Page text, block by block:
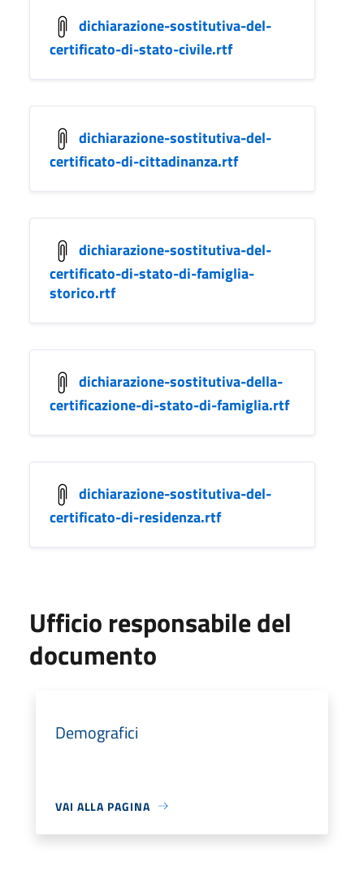
dichiarazione-sostitutiva-del-
certificato-di-stato-civile.rtf
dichiarazione-sostitutiva-del-
certificato-di-cittadinanza.rtf
dichiarazione-sostitutiva-del-
certificato-di-stato-di-famiglia-
storico.rtf
dichiarazione-sostitutiva-della-
certificazione-di-stato-di-famiglia.rtf
dichiarazione-sostitutiva-del-
certificato-di-residenza.rtf
Ufficio responsabile del
documento
Demografici
VAI ALLA PAGINA